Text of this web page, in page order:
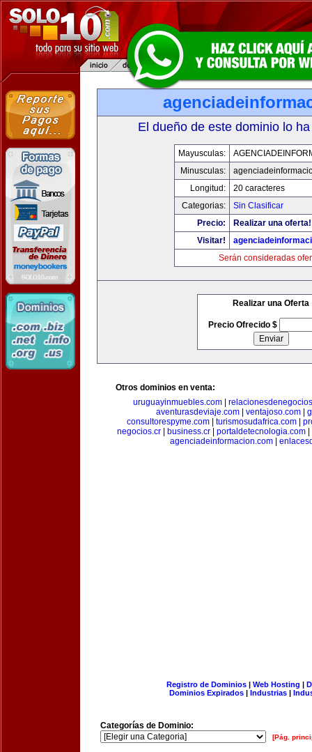
El dueño de este dominio lo
Mayusculas:
Minusculas:
Longitud:
20 caracteres
Categorias:
Sin Clasificar
Precio:
Realizar una oferta!
Visitar!
Serán consideradas
Realizar una Oferta
Precio Ofrecido $
Otros dominios en venta:
uruguayinmuebles.com|
aventurasdeviaje.com| ventajoso.com|
consultorespyme.com| turismosudafrica.com|
negocios.cr
business.cr portaldetecnologia.com
agenciadeinformacion.com
Registro de Dominios| Web Hosting |
Dominios Expirados | Industrias |
Categorías de Dominio:
[Pág.